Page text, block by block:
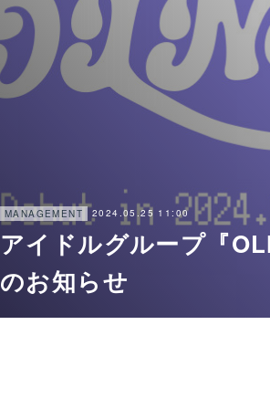
MANAGEMENT 2024.05.25 11:00
アイドルグループ『
のお知らせ